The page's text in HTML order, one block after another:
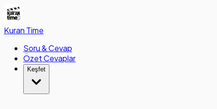
Kuran Time
Soru & Cevap
Özet Cevaplar
Keşfet